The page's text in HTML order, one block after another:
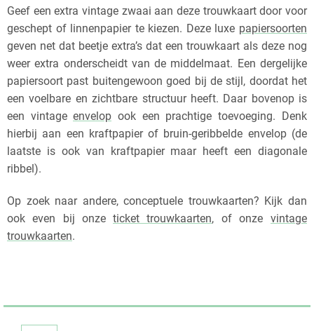
Geef een extra vintage zwaai aan deze trouwkaart door voor
geschept of linnenpapier te kiezen. Deze luxe papiersoorten
geven net dat beetje extra’s dat een trouwkaart als deze nog
weer extra onderscheidt van de middelmaat. Een dergelijke
papiersoort past buitengewoon goed bij de stijl, doordat het
een voelbare en zichtbare structuur heeft. Daar bovenop is
een vintage envelop ook een prachtige toevoeging. Denk
hierbij aan een kraftpapier of bruin-geribbelde envelop (de
laatste is ook van kraftpapier maar heeft een diagonale
ribbel).
Op zoek naar andere, conceptuele trouwkaarten? Kijk dan
ook even bij onze ticket trouwkaarten, of onze vintage
trouwkaarten.